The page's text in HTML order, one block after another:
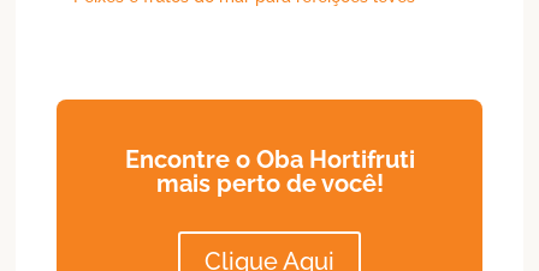
Encontre o Oba Hortifruti
mais perto de você!
Clique Aqui